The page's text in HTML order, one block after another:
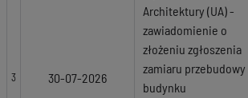
3 30-07-2026
Architektury (UA) -
zawiadomienie o
złożeniu zgłoszenia
zamiaru przebudowy
budynku